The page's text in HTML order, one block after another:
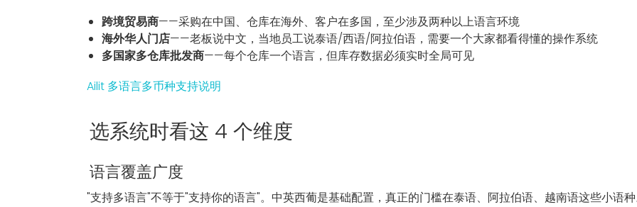
跨境贸易商——采购在中国、仓库在海外、客户在多国，至少涉及两种以上语言环境
海外华人门店——老板说中文，当地员工说泰语/西语/阿拉伯语，需要一个大家都看得懂的操作系统
多国家多仓库批发商——每个仓库一个语言，但库存数据必须实时全局可见
Ailit 多语言多币种支持说明
选系统时看这 4 个维度
语言覆盖广度
"支持多语言"不等于"支持你的语言"。中英西葡是基础配置，真正的门槛在泰语、阿拉伯语、越南语这些小语